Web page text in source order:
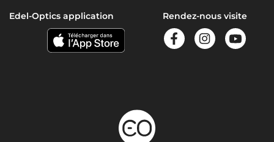
Edel-Optics application Rendez-nous visite